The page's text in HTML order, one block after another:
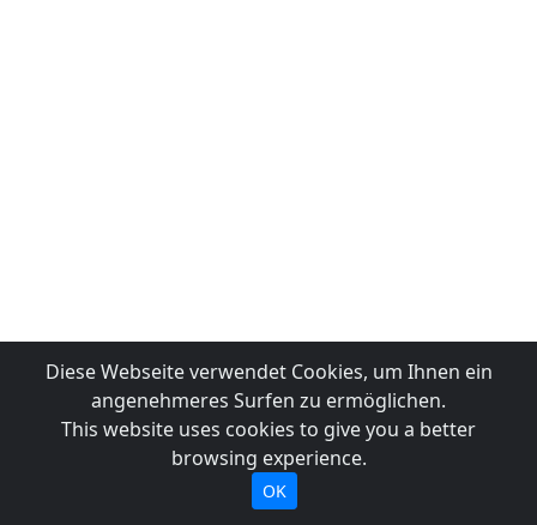
Diese Webseite verwendet Cookies, um Ihnen ein
angenehmeres Surfen zu ermöglichen.
This website uses cookies to give you a better
browsing experience.
OK